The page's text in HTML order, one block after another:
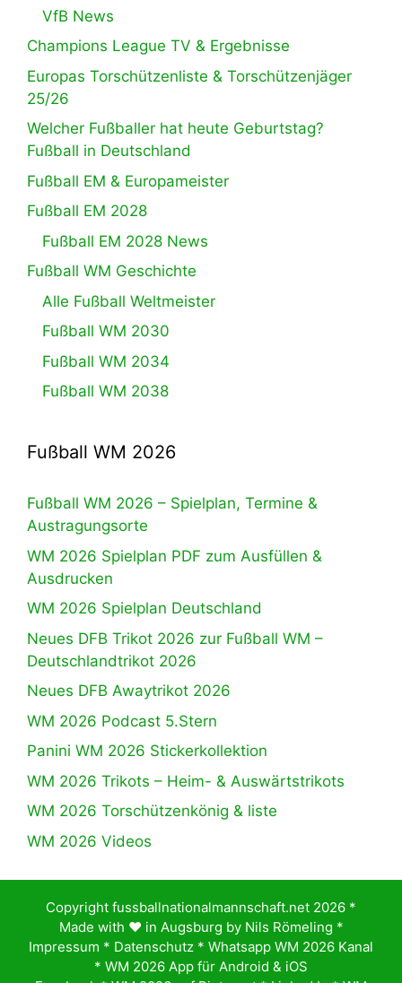
VfB News
Champions League TV & Ergebnisse
Europas Torschützenliste & Torschützenjäger
25/26
Welcher Fußballer hat heute Geburtstag?
Fußball in Deutschland
Fußball EM & Europameister
Fußball EM 2028
Fußball EM 2028 News
Fußball WM Geschichte
Alle Fußball Weltmeister
Fußball WM 2030
Fußball WM 2034
Fußball WM 2038
Fußball WM 2026
Fußball WM 2026 – Spielplan, Termine &
Austragungsorte
WM 2026 Spielplan PDF zum Ausfüllen &
Ausdrucken
WM 2026 Spielplan Deutschland
Neues DFB Trikot 2026 zur Fußball WM –
Deutschlandtrikot 2026
Neues DFB Awaytrikot 2026
WM 2026 Podcast 5.Stern
Panini WM 2026 Stickerkollektion
WM 2026 Trikots – Heim- & Auswärtstrikots
WM 2026 Torschützenkönig & liste
WM 2026 Videos
Copyright fussballnationalmannschaft.net 2026 *
Made with ♥️ in Augsburg by Nils Römeling *
Impressum * Datenschutz * Whatsapp WM 2026 Kanal
* WM 2026 App für Android & iOS